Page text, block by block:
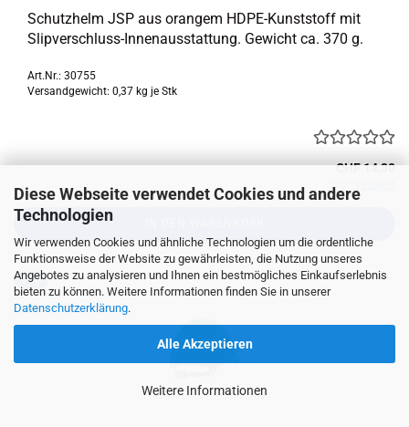
Diese Webseite verwendet Cookies und andere
Technologien
Wir verwenden Cookies und ähnliche Technologien um die ordentliche
Funktionsweise der Website zu gewährleisten, die Nutzung unseres
Angebotes zu analysieren und Ihnen ein bestmögliches Einkaufserlebnis
bieten zu können. Weitere Informationen finden Sie in unserer
Datenschutzerklärung.
Alle Akzeptieren
Weitere Informationen
Schutz­helm JSP aus oran­gem HDPE-​Kunststoff mit
Slipverschluss-​Innenausstattung. Ge­wicht ca. 370 g.
Art.Nr.: 30755
Versandgewicht: 0,37 kg je Stk
CHF 14,30
zzgl.
TOP